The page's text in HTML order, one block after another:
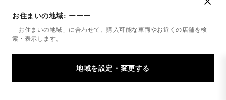
お住まいの地域: ーーー
「お住まいの地域」に合わせて、購入可能な車両やお近くの店舗を検
索・表示します。